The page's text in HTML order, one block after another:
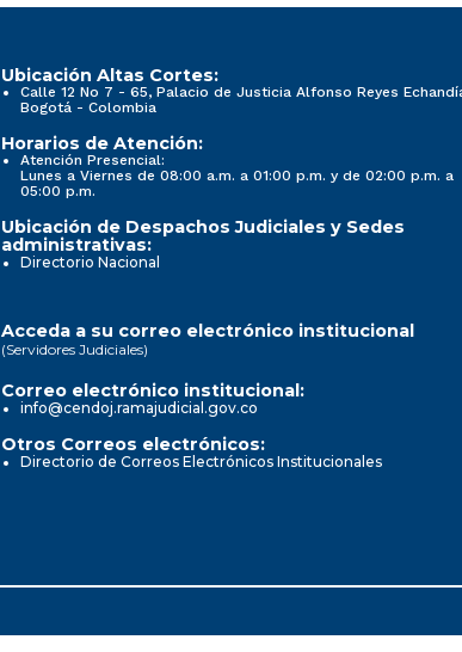
Ubicación Altas Cortes:
Calle 12 No 7 - 65, Palacio de Justicia Alfonso Reyes
Bogotá - Colombia
Horarios de Atención:
Atención Presencial:
Lunes a Viernes de 08:00 a.m. a 01:00 p.m. y de 02:00 p.m. a
05:00 p.m.
Ubicación de Despachos Judiciales y Sedes
administrativas:
Directorio Nacional
Acceda a su correo electrónico institucional
(Servidores Judiciales)
Correo electrónico institucional:
info@cendoj.ramajudicial.gov.co
Otros Correos electrónicos:
Directorio de Correos Electrónicos Institucionales